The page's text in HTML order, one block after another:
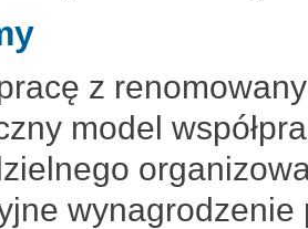
z
model